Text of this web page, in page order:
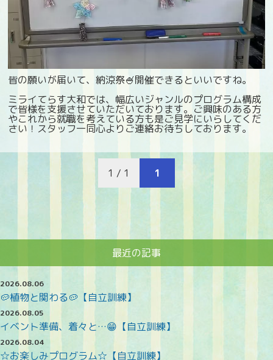
皆の願いが届いて、納涼祭🍧開催できるといいですね。
ミライてらす大和では、幅広いジャンルのプログラム構成
で皆様を支援させていただいております。ご興味のある方
やこれから就職を考えている方も是ご見学にいらしてくだ
さい！スタッフ一同心よりご連絡お待ちしております。
1 / 1 1
最近の記事
2026.08.06
🥔植物と関わる🥔【自立訓練】
2026.08.05
イベント準備、着々と…😁【自立訓練】
2026.08.04
☆お楽しみプログラム☆【自立訓練】